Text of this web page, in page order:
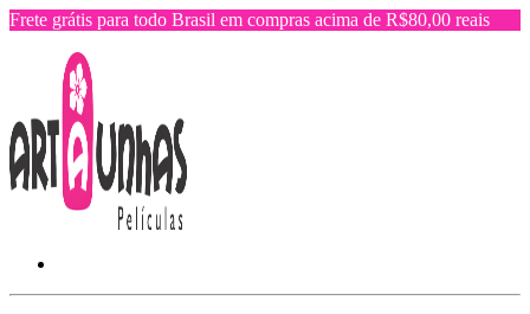
Frete grátis para todo Brasil em compras acima de R$80,00 reais